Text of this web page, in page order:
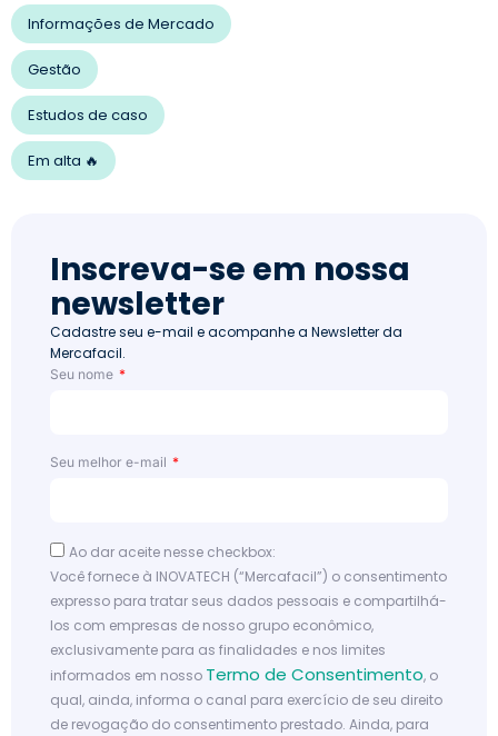
Informações de Mercado
Gestão
Estudos de caso
Em alta 🔥
Inscreva-se em nossa
newsletter
Cadastre seu e-mail e acompanhe a Newsletter da
Mercafacil.
Seu nome
Seu melhor e-mail
Ao dar aceite nesse checkbox:
Você fornece à INOVATECH (“Mercafacil”) o consentimento
expresso para tratar seus dados pessoais e compartilhá-
los com empresas de nosso grupo econômico,
exclusivamente para as finalidades e nos limites
informados em nosso Termo de Consentimento, o
qual, ainda, informa o canal para exercício de seu direito
de revogação do consentimento prestado. Ainda, para